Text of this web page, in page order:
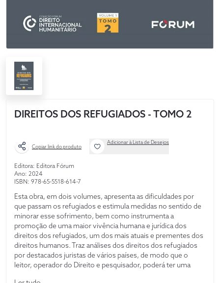
DIREITOS DOS REFUGIADOS - TOMO 2
Copiar link do produto
Adicionar à Lista de Desejos
Editora: Editora Fórum
Ano: 2024
ISBN: 978-65-5518-614-7
Esta obra, em dois volumes, apresenta as dificuldades por
que passam os refugiados e estimula medidas no sentido de
minorar esse sofrimento, bem como instrumenta a
promoção de uma maior vivência humana e jurídica dos
direitos dos refugiados, um dos mais atuais e prementes dos
direitos humanos. Traz análises dos direitos dos refugiados
por destacados juristas de vários países, de modo que o
leitor, operador do Direito e pesquisador, poderá ter uma